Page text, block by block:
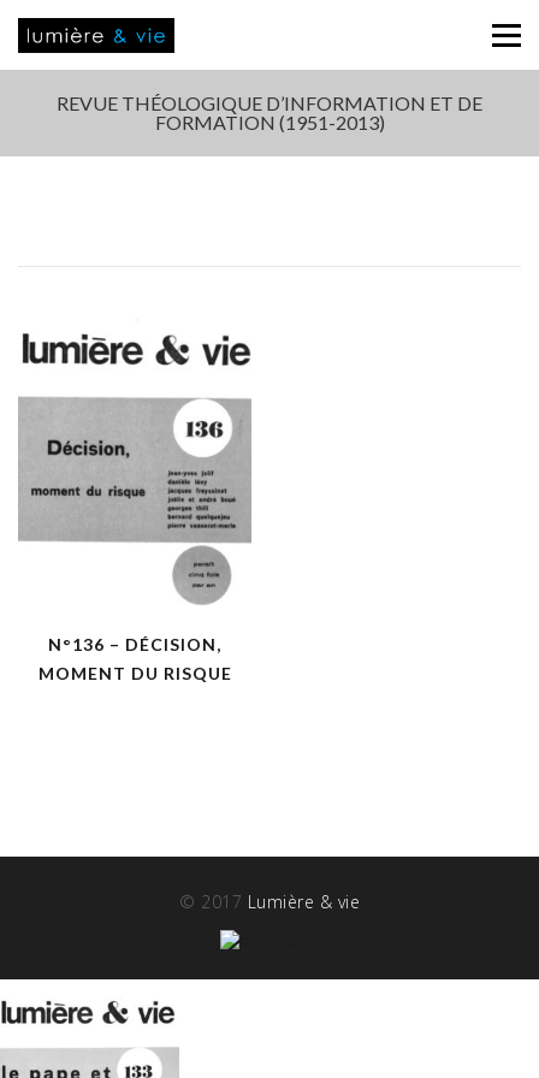
REVUE THÉOLOGIQUE D’INFORMATION ET DE
FORMATION (1951-2013)
N°136 – DÉCISION,
MOMENT DU RISQUE
© 2017 Lumière & vie